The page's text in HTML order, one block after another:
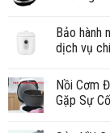
Bảo hành
dịch vụ
Nồi Cơm
Gặp Sự